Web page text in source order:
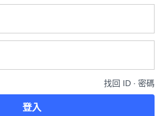
找回 ID ∙ 密碼
登入